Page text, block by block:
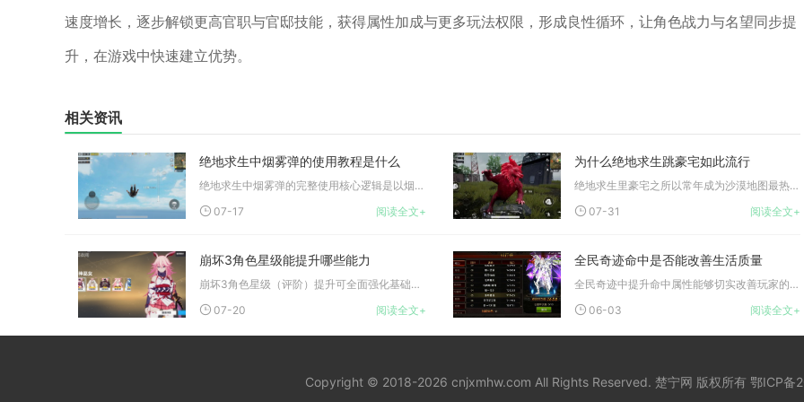
速度增长，逐步解锁更高官职与官邸技能，获得属性加成与更多玩法权限，形成良性循环，让角色战力与名望同步提
升，在游戏中快速建立优势。
相关资讯
绝地求生中烟雾弹的使用教程是什么
绝地求生中烟雾弹的完整使用核心逻辑是以烟雾制造单向视野差软掩...
07-17
阅读全文+
为什么绝地求生跳豪宅如此流行
绝地求生里豪宅之所以常年成为沙漠地图最热门的跳伞落点，核心原...
07-31
阅读全文+
崩坏3角色星级能提升哪些能力
崩坏3角色星级（评阶）提升可全面强化基础属性、解锁核心技能、...
07-20
阅读全文+
全民奇迹命中是否能改善生活质量
全民奇迹中提升命中属性能够切实改善玩家的整体游戏生活质量，是...
06-03
阅读全文+
Copyright © 2018-2026 cnjxmhw.com All Rights Reserved. 楚宁网 版权所有 鄂ICP备